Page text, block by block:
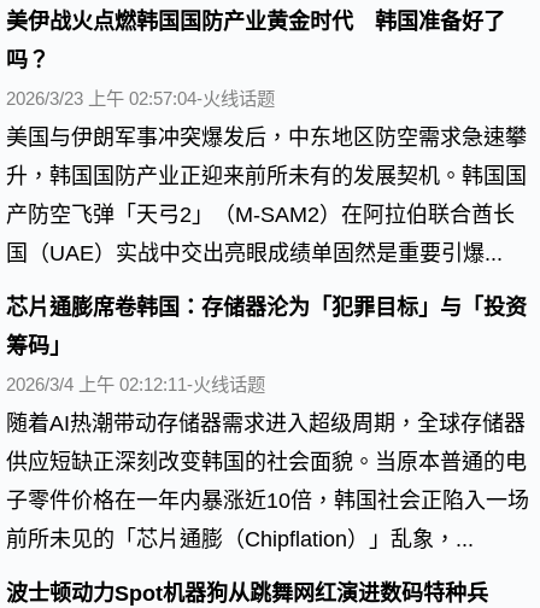
美伊战火点燃韩国国防产业黄金时代 韩国准备好了
吗？
2026/3/23 上午 02:57:04-火线话题
美国与伊朗军事冲突爆发后，中东地区防空需求急速攀
升，韩国国防产业正迎来前所未有的发展契机。韩国国
产防空飞弹「天弓2」（M-SAM2）在阿拉伯联合酋长
国（UAE）实战中交出亮眼成绩单固然是重要引爆...
芯片通膨席卷韩国：存储器沦为「犯罪目标」与「投资
筹码」
2026/3/4 上午 02:12:11-火线话题
随着AI热潮带动存储器需求进入超级周期，全球存储器
供应短缺正深刻改变韩国的社会面貌。当原本普通的电
子零件价格在一年内暴涨近10倍，韩国社会正陷入一场
前所未见的「芯片通膨（Chipflation）」乱象，...
波士顿动力Spot机器狗从跳舞网红演进数码特种兵